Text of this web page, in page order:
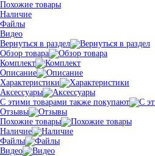
Похожие товары
Наличие
Файлы
Видео
Вернуться в раздел
Обзор товара
Комплект
Описание
Характеристики
Аксессуары
С этими товарами также покупают
Отзывы
Похожие товары
Наличие
Файлы
Видео